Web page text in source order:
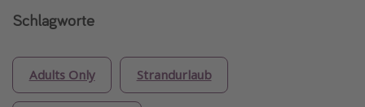
Schlagworte
Adults Only Strandurlaub